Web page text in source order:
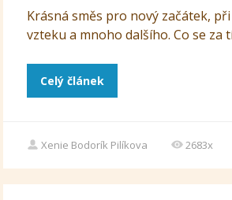
Krásná směs pro nový začátek,
vzteku a mnoho dalšího. Co se za
Celý článek
Xenie Bodorík Pilíkova 2683x